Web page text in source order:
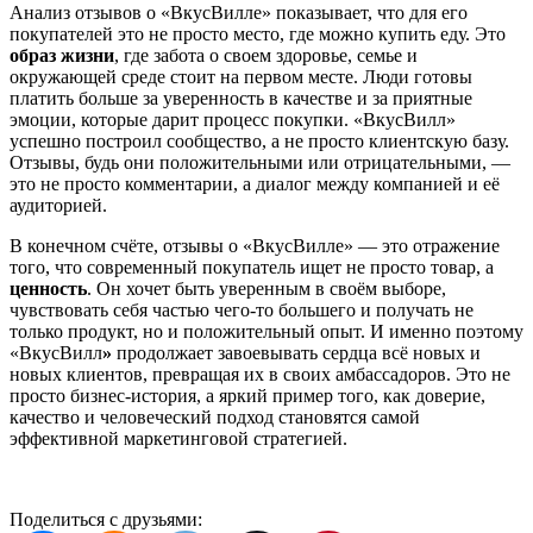
Анализ отзывов о «ВкусВилле» показывает, что для его
покупателей это не просто место, где можно купить еду. Это
образ жизни, где забота о своем здоровье, семье и
окружающей среде стоит на первом месте. Люди готовы
платить больше за уверенность в качестве и за приятные
эмоции, которые дарит процесс покупки. «ВкусВилл»
успешно построил сообщество, а не просто клиентскую базу.
Отзывы, будь они положительными или отрицательными, —
это не просто комментарии, а диалог между компанией и её
аудиторией.
В конечном счёте, отзывы о «ВкусВилле» — это отражение
того, что современный покупатель ищет не просто товар, а
ценность. Он хочет быть уверенным в своём выборе,
чувствовать себя частью чего-то большего и получать не
только продукт, но и положительный опыт. И именно поэтому
«ВкусВилл» продолжает завоевывать сердца всё новых и
новых клиентов, превращая их в своих амбассадоров. Это не
просто бизнес-история, а яркий пример того, как доверие,
качество и человеческий подход становятся самой
эффективной маркетинговой стратегией.
Поделиться с друзьями: